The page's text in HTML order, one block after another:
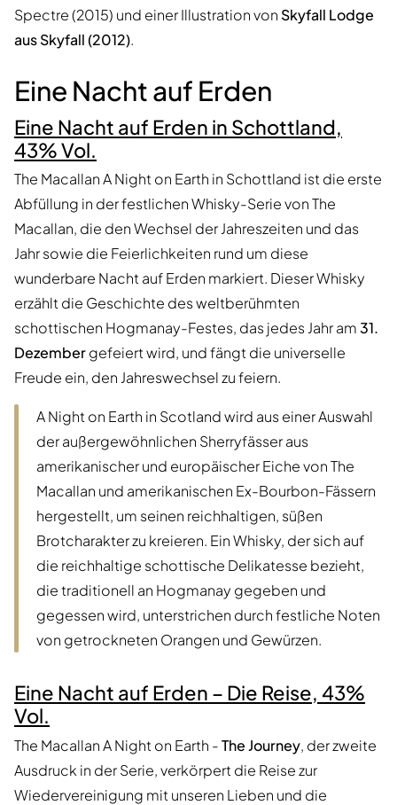
Spectre (2015) und einer Illustration von Skyfall Lodge
aus Skyfall (2012).
Eine Nacht auf Erden
Eine Nacht auf Erden in Schottland,
43% Vol.
The Macallan A Night on Earth in Schottland ist die erste
Abfüllung in der festlichen Whisky-Serie von The
Macallan, die den Wechsel der Jahreszeiten und das
Jahr sowie die Feierlichkeiten rund um diese
wunderbare Nacht auf Erden markiert. Dieser Whisky
erzählt die Geschichte des weltberühmten
schottischen Hogmanay-Festes, das jedes Jahr am31.
Dezembergefeiert wird, und fängt die universelle
Freude ein, den Jahreswechsel zu feiern.
A Night on Earth in Scotland wird aus einer Auswahl
der außergewöhnlichen Sherryfässer aus
amerikanischer und europäischer Eiche von The
Macallan und amerikanischen Ex-Bourbon-Fässern
hergestellt, um seinen reichhaltigen, süßen
Brotcharakter zu kreieren. Ein Whisky, der sich auf
die reichhaltige schottische Delikatesse bezieht,
die traditionell an Hogmanay gegeben und
gegessen wird, unterstrichen durch festliche Noten
von getrockneten Orangen und Gewürzen.
Eine Nacht auf Erden – Die Reise, 43%
Vol.
The Macallan A Night on Earth -The Journey, der zweite
Ausdruck in der Serie, verkörpert die Reise zur
Wiedervereinigung mit unseren Lieben und die